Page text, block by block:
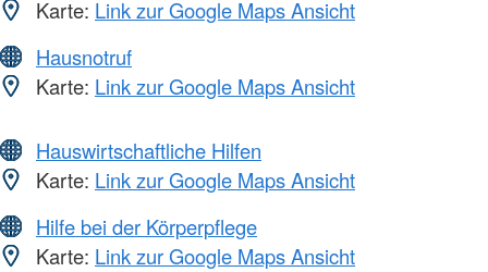
Karte: Link zur Google Maps Ansicht
Hausnotruf
Karte: Link zur Google Maps Ansicht
Hauswirtschaftliche Hilfen
Karte: Link zur Google Maps Ansicht
Hilfe bei der Körperpflege
Karte: Link zur Google Maps Ansicht